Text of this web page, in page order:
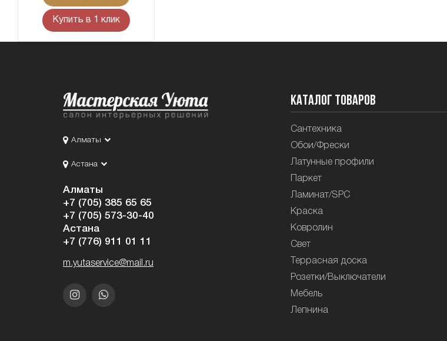
Купить в 1 клик
Алматы
Астана
Алматы
+7 (705) 385 65 65
+7 (705) 573-30-40
Астана
+7 (776) 911 01 11
m.yutaservice@mail.ru
Каталог товаров
Сантехника
Обои/Фрески
Латунные профили
Паркет
Ламинат/SPC
Краска
Ковролин
Свет
Террасная доска
Розетки/Выключатели
Мебель
Лепнина